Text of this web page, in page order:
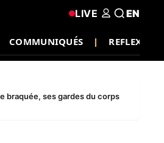
COMMUNIQUÉS REFLEXION
LIVE EN
braquée, ses gardes du corps